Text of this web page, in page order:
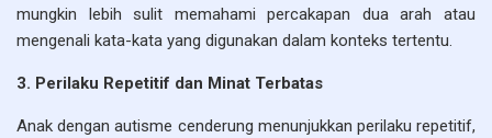
mungkin lebih sulit memahami percakapan dua arah atau
mengenali kata-kata yang digunakan dalam konteks tertentu.
3. Perilaku Repetitif dan Minat Terbatas
Anak dengan autisme cenderung menunjukkan perilaku repetitif,